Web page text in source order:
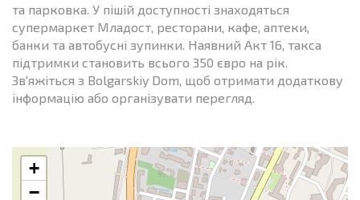
та парковка. У пішій доступності знаходяться
супермаркет Младост, ресторани, кафе, аптеки,
банки та автобусні зупинки. Наявний Акт 16, такса
підтримки становить всього 350 євро на рік.
Зв'яжіться з Bolgarskiy Dom, щоб отримати додаткову
інформацію або організувати перегляд.
+
−